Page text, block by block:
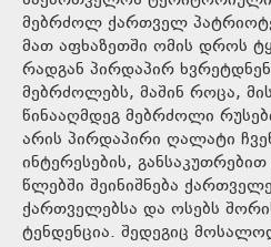
მებრძოლ ქართველ
მათ აფხაზეთში ომის დროს
რადგან პირდაპირ
მებრძოლებს, მაშინ როცა,
წინააღმდეგ მებრძოლი
არის პირდაპირი ღალატი
ინტერესების,
წლებში შეინიშნება
ქართველებსა და ოსებს
ტენდენცია. შედეგიც